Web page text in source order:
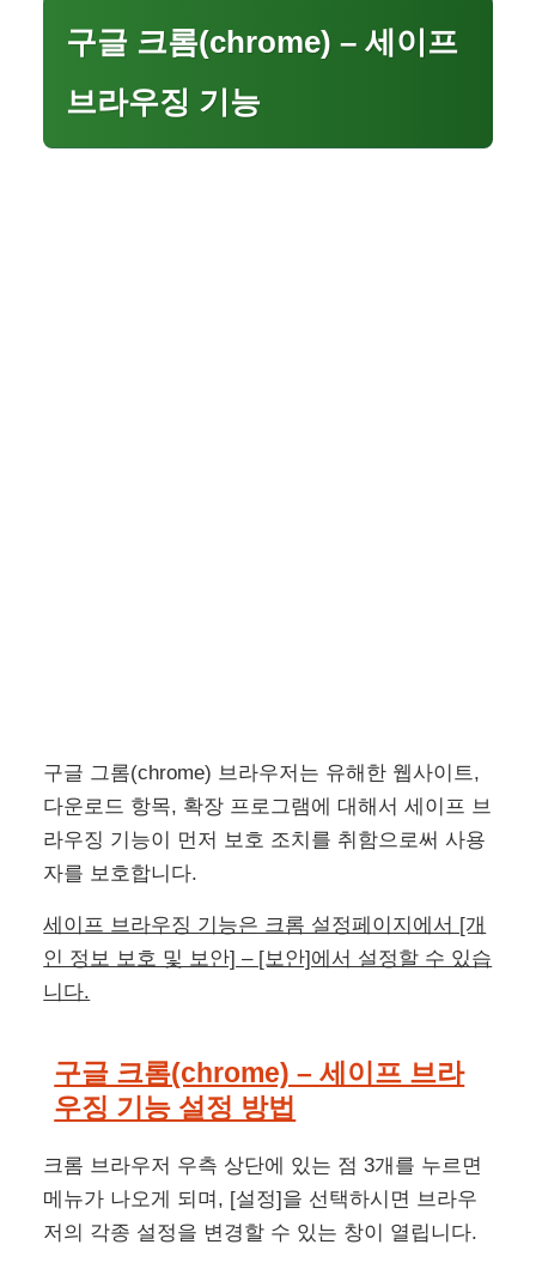
구글 크롬(chrome) – 세이프
브라우징 기능
구글 그롬(chrome) 브라우저는 유해한 웹사이트,
다운로드 항목, 확장 프로그램에 대해서 세이프 브
라우징 기능이 먼저 보호 조치를 취함으로써 사용
자를 보호합니다.
세이프 브라우징 기능은 크롬 설정페이지에서 [개
인 정보 보호 및 보안] – [보안]에서 설정할 수 있습
니다.
구글 크롬(chrome) – 세이프 브라
우징 기능 설정 방법
크롬 브라우저 우측 상단에 있는 점 3개를 누르면
메뉴가 나오게 되며, [설정]을 선택하시면 브라우
저의 각종 설정을 변경할 수 있는 창이 열립니다.